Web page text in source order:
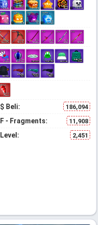
$ Beli: 186,094
F - Fragments: 11,908
Level: 2,451